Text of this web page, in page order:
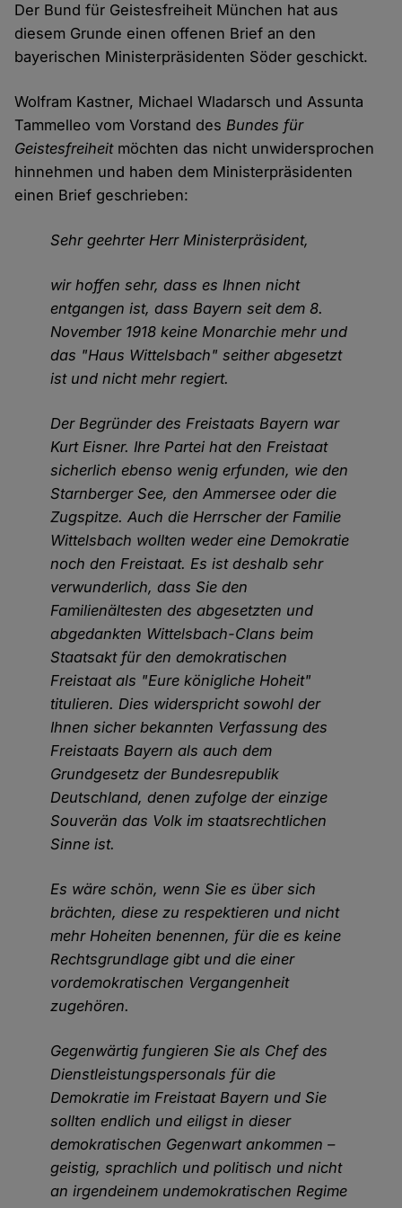
Der Bund für Geistesfreiheit München hat aus
diesem Grunde einen offenen Brief an den
bayerischen Ministerpräsidenten Söder geschickt.
Wolfram Kastner, Michael Wladarsch und Assunta
Tammelleo vom Vorstand desBundes für
Geistesfreiheitmöchten das nicht unwidersprochen
hinnehmen und haben dem Ministerpräsidenten
einen Brief geschrieben:
Sehr geehrter Herr Ministerpräsident,
wir hoffen sehr, dass es Ihnen nicht
entgangen ist, dass Bayern seit dem 8.
November 1918 keine Monarchie mehr und
das "Haus Wittelsbach" seither abgesetzt
ist und nicht mehr regiert.
Der Begründer des Freistaats Bayern war
Kurt Eisner. Ihre Partei hat den Freistaat
sicherlich ebenso wenig erfunden, wie den
Starnberger See, den Ammersee oder die
Zugspitze. Auch die Herrscher der Familie
Wittelsbach wollten weder eine Demokratie
noch den Freistaat. Es ist deshalb sehr
verwunderlich, dass Sie den
Familienältesten des abgesetzten und
abgedankten Wittelsbach-Clans beim
Staatsakt für den demokratischen
Freistaat als "Eure königliche Hoheit"
titulieren. Dies widerspricht sowohl der
Ihnen sicher bekannten Verfassung des
Freistaats Bayern als auch dem
Grundgesetz der Bundesrepublik
Deutschland, denen zufolge der einzige
Souverän das Volk im staatsrechtlichen
Sinne ist.
Es wäre schön, wenn Sie es über sich
brächten, diese zu respektieren und nicht
mehr Hoheiten benennen, für die es keine
Rechtsgrundlage gibt und die einer
vordemokratischen Vergangenheit
zugehören.
Gegenwärtig fungieren Sie als Chef des
Dienstleistungspersonals für die
Demokratie im Freistaat Bayern und Sie
sollten endlich und eiligst in dieser
demokratischen Gegenwart ankommen –
geistig, sprachlich und politisch und nicht
an irgendeinem undemokratischen Regime